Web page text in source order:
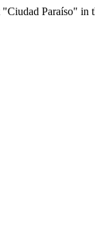
Paraíso" in